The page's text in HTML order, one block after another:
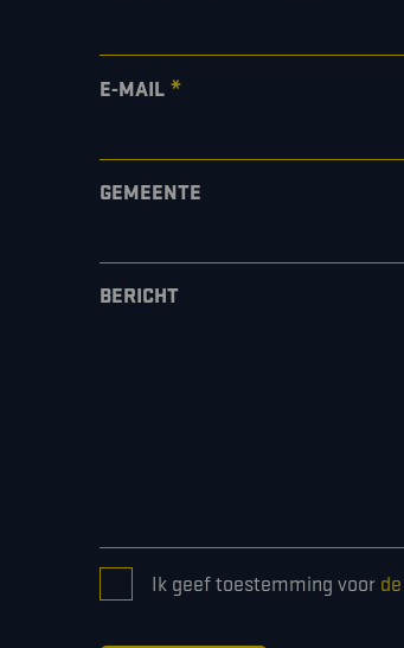
E-MAIL *
GEMEENTE
BERICHT
CONSENT
*
Ik geef toestemming voor